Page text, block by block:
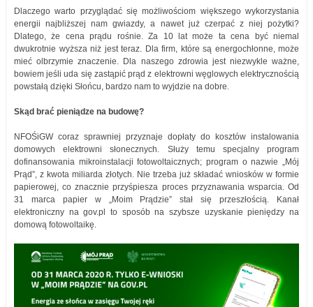
Dlaczego warto przyglądać się możliwościom większego wykorzystania
energii najbliższej nam gwiazdy, a nawet już czerpać z niej pożytki?
Dlatego, że cena prądu rośnie. Za 10 lat może ta cena być niemal
dwukrotnie wyższa niż jest teraz. Dla firm, które są energochłonne, może
mieć olbrzymie znaczenie. Dla naszego zdrowia jest niezwykle ważne,
bowiem jeśli uda się zastąpić prąd z elektrowni węglowych elektrycznością
powstałą dzięki Słońcu, bardzo nam to wyjdzie na dobre.
Skąd brać pieniądze na budowę?
NFOŚiGW coraz sprawniej przyznaje dopłaty do kosztów instalowania
domowych elektrowni słonecznych. Służy temu specjalny program
dofinansowania mikroinstalacji fotowoltaicznych; program o nazwie „Mój
Prąd”, z kwota miliarda złotych. Nie trzeba już składać wniosków w formie
papierowej, co znacznie przyśpiesza proces przyznawania wsparcia. Od
31 marca papier w „Moim Prądzie” stał się przeszłością. Kanał
elektroniczny na gov.pl to sposób na szybsze uzyskanie pieniędzy na
domową fotowoltaikę.